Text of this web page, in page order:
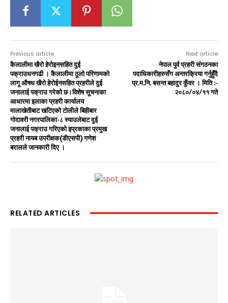
Previous article
कैलालीमा खैरो हेरोइनसहित दुई
पक्राउधनगढी । कैलालीमा ठूलो परिणामको
लागू औषध खैरो हेरोईनसहित प्रहरीले दुई
जनालाई पक्राउ गरेको छ।विशेष सूचनाका
आधारमा इलाका प्रहरी कार्यालय
मालाखेतीबाट खटिएको टोलीले बिहीबार
गोदावरी नगरपालिका-८ स्याउलेबाट दुई
जनालाई पक्राउ गरिएको इप्रकाका प्रमुख
प्रहरी नायब उपरीक्षक(डीएसपी) गणेश
बरालले जानकारी दिए ।
Next article
नेपाल पुर्व प्रहरी संगठनका
पदाधिकारीहरुसँग अन्तरक्रिया गर्नुहुँदै
प्र.म.नि. बसन्त बहादुर कुँवर । मिति :-
२०८०/०४/११ गते
RELATED ARTICLES